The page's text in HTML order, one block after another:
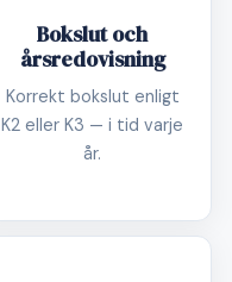
Bokslut och
årsredovisning
Korrekt bokslut enligt
K2 eller K3 — i tid varje
år.